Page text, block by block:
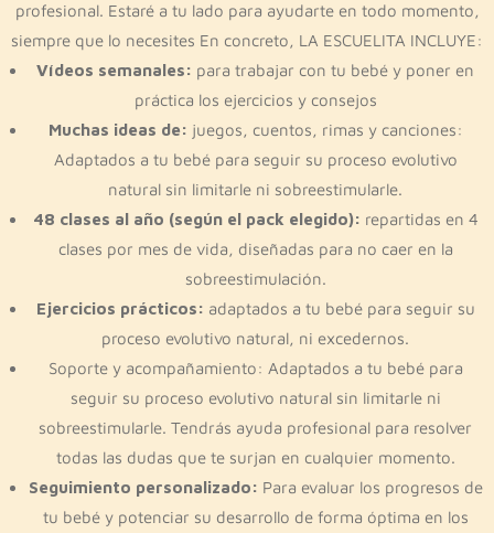
profesional. Estaré a tu lado para ayudarte en todo momento,
siempre que lo necesites En concreto, LA ESCUELITA INCLUYE:
Vídeos semanales: para trabajar con tu bebé y poner en
práctica los ejercicios y consejos
Muchas ideas de: juegos, cuentos, rimas y canciones:
Adaptados a tu bebé para seguir su proceso evolutivo
natural sin limitarle ni sobreestimularle.
48 clases al año (según el pack elegido): repartidas en 4
clases por mes de vida, diseñadas para no caer en la
sobreestimulación.
Ejercicios prácticos: adaptados a tu bebé para seguir su
proceso evolutivo natural, ni excedernos.
Soporte y acompañamiento: Adaptados a tu bebé para
seguir su proceso evolutivo natural sin limitarle ni
sobreestimularle. Tendrás ayuda profesional para resolver
todas las dudas que te surjan en cualquier momento.
Seguimiento personalizado: Para evaluar los progresos de
tu bebé y potenciar su desarrollo de forma óptima en los